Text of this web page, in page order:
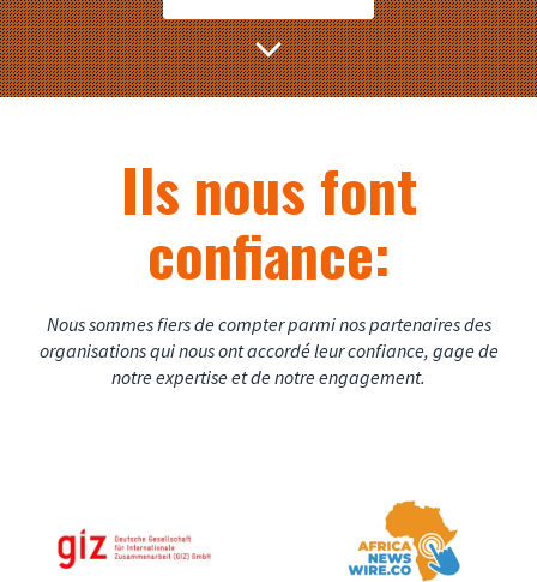
Ils nous font
confiance:
Nous sommes fiers de compter parmi nos partenaires des
organisations qui nous ont accordé leur confiance, gage de
notre expertise et de notre engagement.